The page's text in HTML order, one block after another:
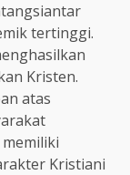
tertinggi.
Kristen.
atas
Kristiani